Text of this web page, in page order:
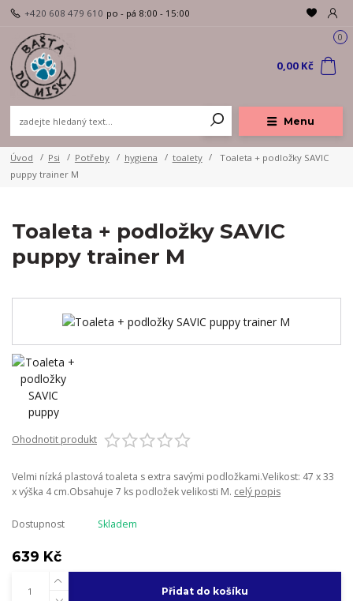
Menu
+420 608 479 610 po - pá 8:00 - 15:00
0
0,00 Kč
Úvod Psi Potřeby hygiena toalety
Toaleta + podložky SAVIC
puppy trainer M
Toaleta + podložky SAVIC
puppy trainer M
Ohodnotit produkt
Velmi nízká plastová toaleta s extra savými podložkami.Velikost: 47 x 33
x výška 4 cm.Obsahuje 7 ks podložek velikosti M. celý popis
Dostupnost Skladem
639 Kč
Přidat do košíku